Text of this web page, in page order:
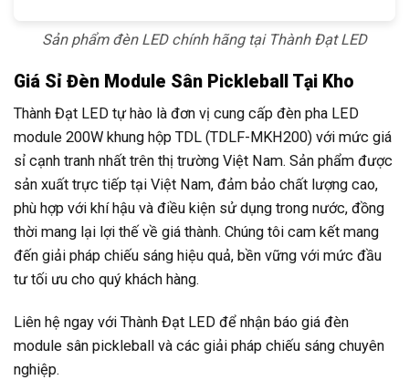
Sản phẩm đèn LED chính hãng tại Thành Đạt LED
Giá Sỉ Đèn Module Sân Pickleball Tại Kho
Thành Đạt LED tự hào là đơn vị cung cấp đèn pha LED
module 200W khung hộp TDL (TDLF-MKH200) với mức giá
sỉ cạnh tranh nhất trên thị trường Việt Nam. Sản phẩm được
sản xuất trực tiếp tại Việt Nam, đảm bảo chất lượng cao,
phù hợp với khí hậu và điều kiện sử dụng trong nước, đồng
thời mang lại lợi thế về giá thành. Chúng tôi cam kết mang
đến giải pháp chiếu sáng hiệu quả, bền vững với mức đầu
tư tối ưu cho quý khách hàng.
Liên hệ ngay với Thành Đạt LED để nhận báo giá đèn
module sân pickleball và các giải pháp chiếu sáng chuyên
nghiệp.